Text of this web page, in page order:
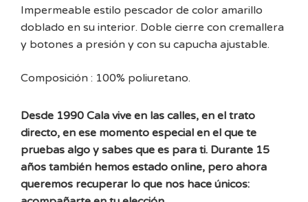
Impermeable estilo pescador de color amarillo
doblado en su interior. Doble cierre con cremallera
y botones a presión y con su capucha ajustable.
Composición : 100% poliuretano.
Desde 1990 Cala vive en las calles, en el trato
directo, en ese momento especial en el que te
pruebas algo y sabes que es para ti. Durante 15
años también hemos estado online, pero ahora
queremos recuperar lo que nos hace únicos: